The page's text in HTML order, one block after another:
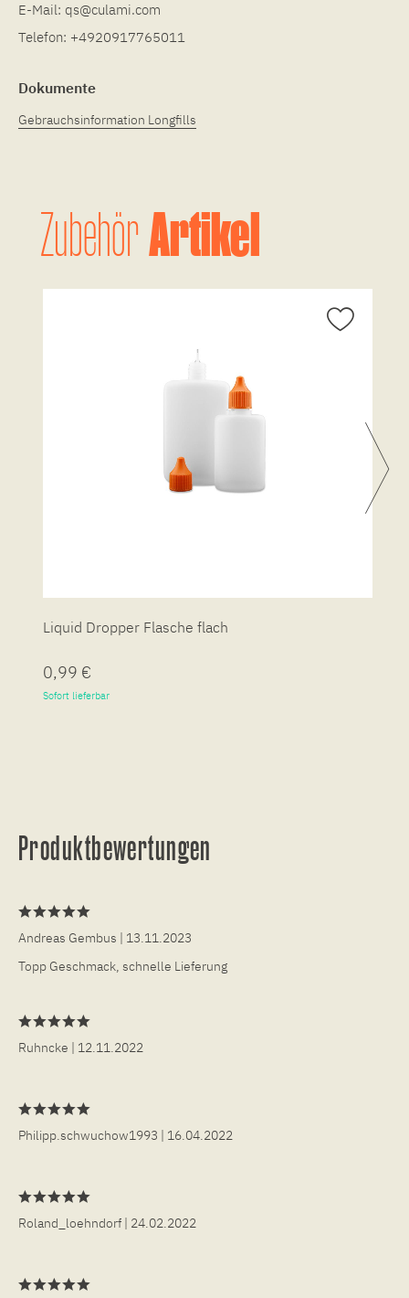
E-Mail: qs@culami.com
Telefon: +4920917765011
Dokumente
Gebrauchsinformation Longfills
ZubehörArtikel
Liquid Dropper Flasche flach
0,99 €
Sofort lieferbar
Produktbewertungen
Andreas Gembus | 13.11.2023
Topp Geschmack, schnelle Lieferung
Ruhncke | 12.11.2022
Philipp.schwuchow1993 | 16.04.2022
Roland_loehndorf | 24.02.2022